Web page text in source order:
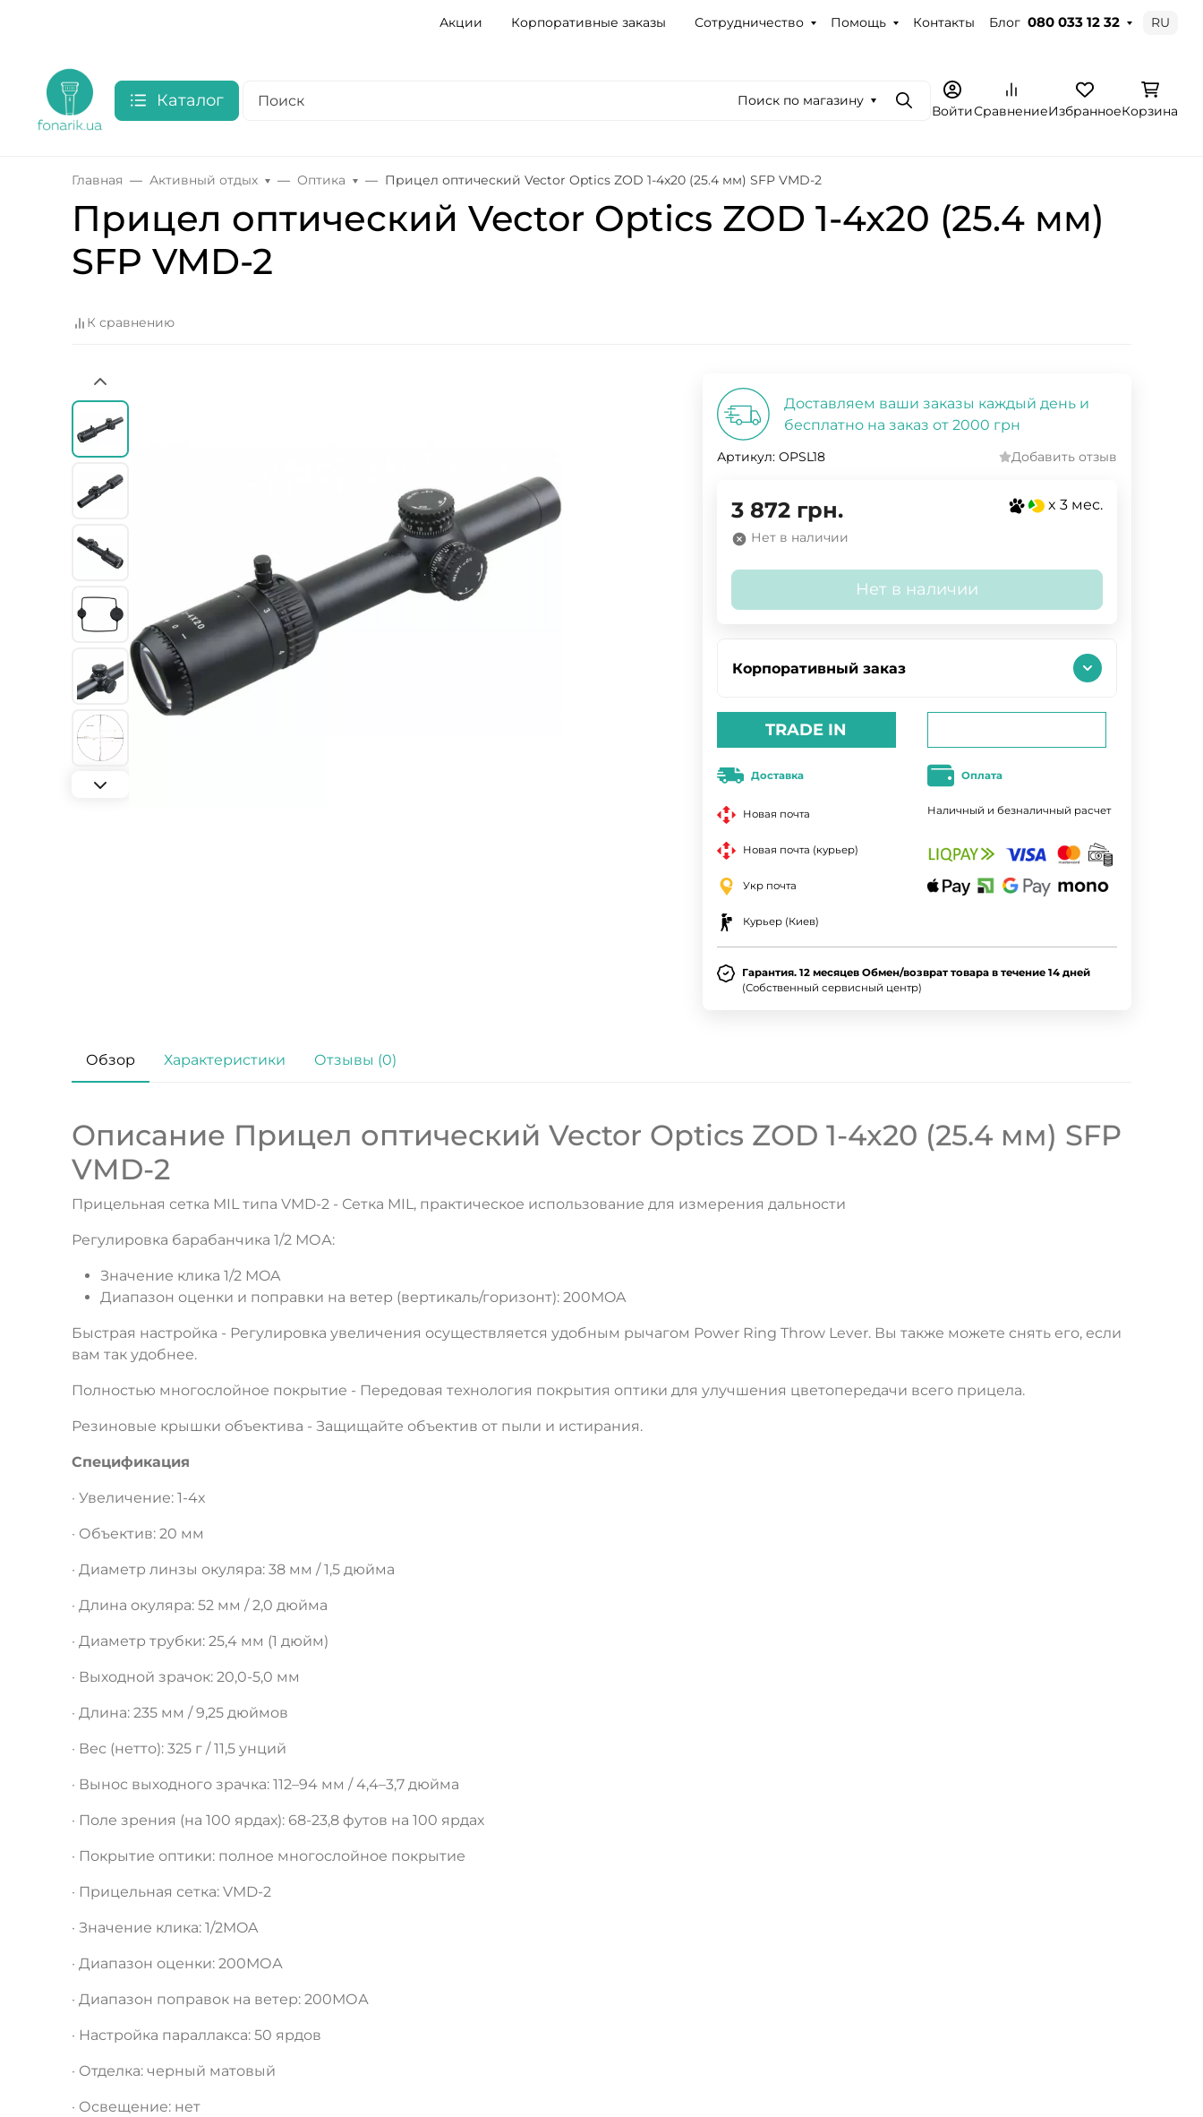
Акции Корпоративные заказы Сотрудничество Помощь Контакты Блог 080 033 12 32 RU
Каталог Поиск по магазину
ПоискВойтиСравнениеИзбранноеКорзина
Главная Активный отдых Оптика Прицел оптический Vector Optics ZOD 1-4x20 (25.4 мм) SFP VMD-2
Прицел оптический Vector Optics ZOD 1-4x20 (25.4 мм)
SFP VMD-2
К сравнению
Доставляем ваши заказы каждый день и
бесплатно на заказ от 2000 грн
Артикул: OPSL18 Добавить отзыв
3 872 грн. x 3 мес.
Нет в наличии
Нет в наличии
Корпоративный заказ
TRADE IN
Доставка
Новая почта
Новая почта (курьер)
Укр почта
Курьер (Киев)
Оплата
Наличный и безналичный расчет
Гарантия. 12 месяцев Обмен/возврат товара в течение 14 дней
(Собственный сервисный центр)
Обзор Характеристики Отзывы (0)
Описание Прицел оптический Vector Optics ZOD 1-4x20 (25.4 мм) SFP
VMD-2
Прицельная сетка MIL типа VMD-2 - Сетка MIL, практическое использование для измерения дальности
Регулировка барабанчика 1/2 МОА:
Значение клика 1/2 MOA
Диапазон оценки и поправки на ветер (вертикаль/горизонт): 200MOA
Быстрая настройка - Регулировка увеличения осуществляется удобным рычагом Power Ring Throw Lever. Вы также можете снять его, если
вам так удобнее.
Полностью многослойное покрытие - Передовая технология покрытия оптики для улучшения цветопередачи всего прицела.
Резиновые крышки объектива - Защищайте объектив от пыли и истирания.
Спецификация
· Увеличение: 1-4x
· Объектив: 20 мм
· Диаметр линзы окуляра: 38 мм / 1,5 дюйма
· Длина окуляра: 52 мм / 2,0 дюйма
· Диаметр трубки: 25,4 мм (1 дюйм)
· Выходной зрачок: 20,0-5,0 мм
· Длина: 235 мм / 9,25 дюймов
· Вес (нетто): 325 г / 11,5 унций
· Вынос выходного зрачка: 112–94 мм / 4,4–3,7 дюйма
· Поле зрения (на 100 ярдах): 68-23,8 футов на 100 ярдах
· Покрытие оптики: полное многослойное покрытие
· Прицельная сетка: VMD-2
· Значение клика: 1/2MOA
· Диапазон оценки: 200МОА
· Диапазон поправок на ветер: 200МОА
· Настройка параллакса: 50 ярдов
· Отделка: черный матовый
· Освещение: нет